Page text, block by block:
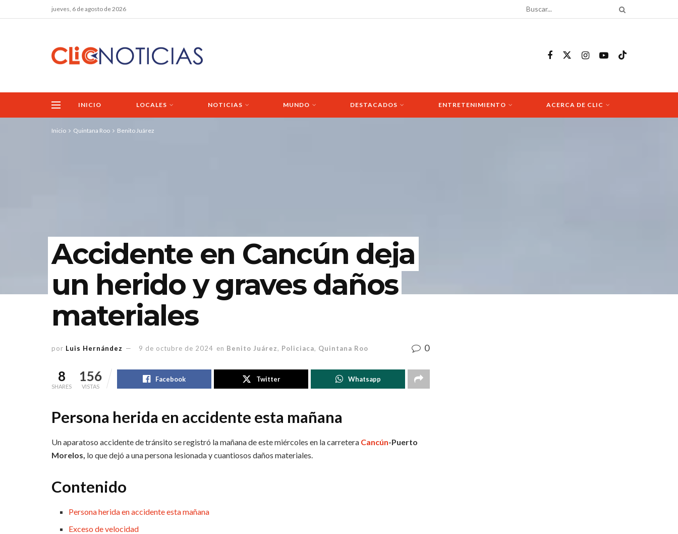
jueves, 6 de agosto de 2026
INICIO LOCALES NOTICIAS MUNDO DESTACADOS ENTRETENIMIENTO ACERCA DE CLIC
Inicio Quintana Roo Benito Juárez
Accidente en Cancún deja
un herido y graves daños
materiales
por Luis Hernández 9 de octubre de 2024 en Benito Juárez, Policiaca, Quintana Roo 0
8
SHARES
156
VISTAS
Facebook Twitter Whatsapp
Persona herida en accidente esta mañana
Un aparatoso accidente de tránsito se registró la mañana de este miércoles en la carretera Cancún-Puerto
Morelos, lo que dejó a una persona lesionada y cuantiosos daños materiales.
Contenido
Persona herida en accidente esta mañana
Exceso de velocidad